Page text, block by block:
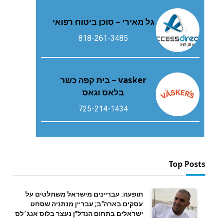
גל מאירי – סוכן ביטוח רפואי
818-261-3485
vasker – בית קפה כשר
בלאס וגאס
725-214-1434
Top Posts
תופעה: עבריינים מישראל משתלטים על
עסקים בארה"ב; עבריין מנתניה שסחט
ישראלים בתחום הנדל"ן נעצר בלוס אנג׳לס